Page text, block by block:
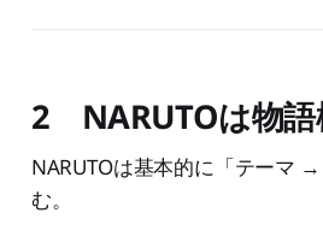
2 NARUTOは物語
NARUTOは基本的に「テーマ
む。